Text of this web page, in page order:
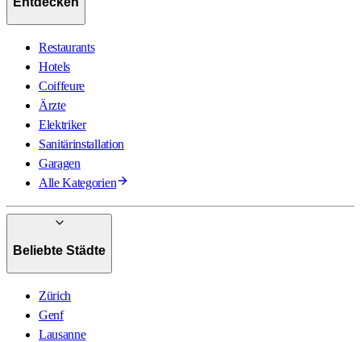
Restaurants
Hotels
Coiffeure
Ärzte
Elektriker
Sanitärinstallation
Garagen
Alle Kategorien
Beliebte Städte
Zürich
Genf
Lausanne